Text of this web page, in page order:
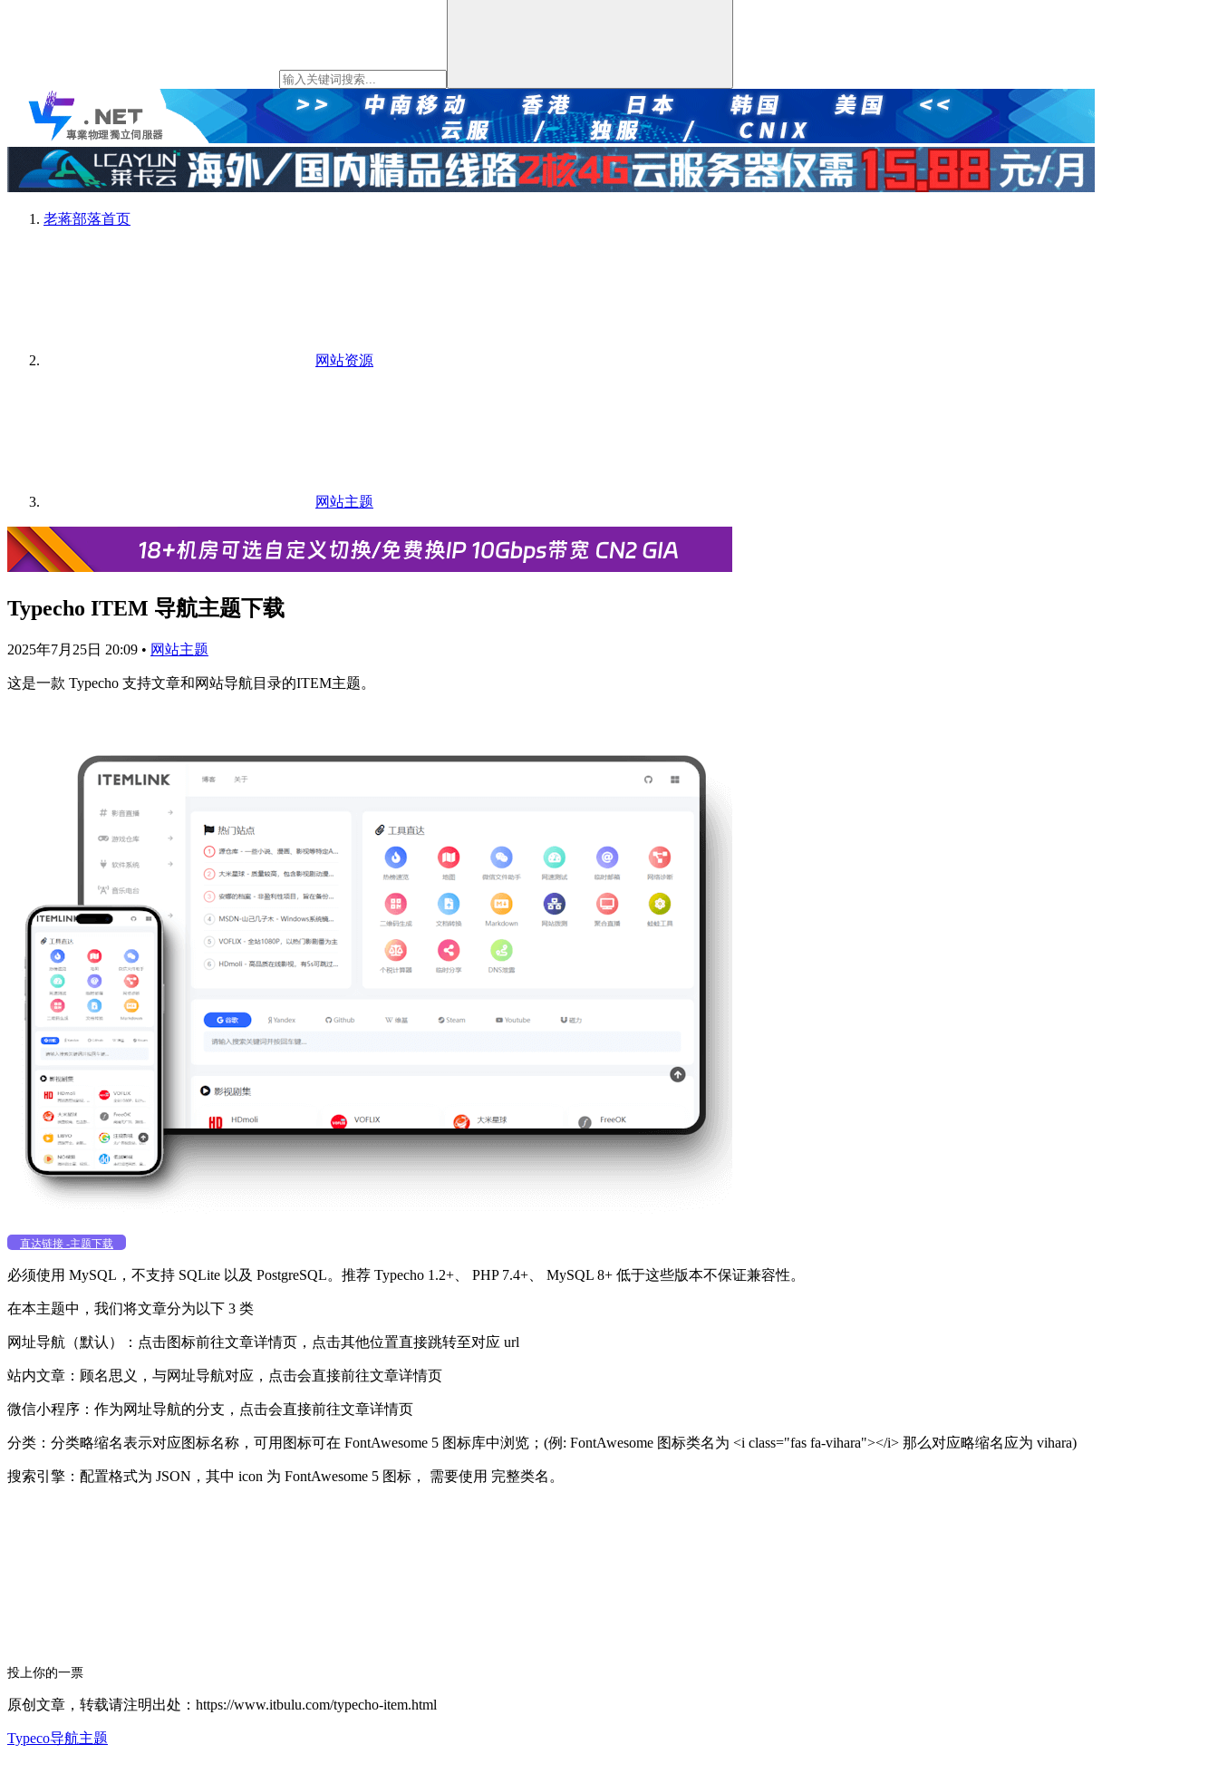
老蒋部落首页
网站资源
网站主题
Typecho ITEM 导航主题下载
2025年7月25日 20:09 • 网站主题
这是一款 Typecho 支持文章和网站导航目录的ITEM主题。
直达链接 -主题下载
必须使用 MySQL，不支持 SQLite 以及 PostgreSQL。推荐 Typecho 1.2+、 PHP 7.4+、 MySQL 8+ 低于这些版本不保证兼容性。
在本主题中，我们将文章分为以下 3 类
网址导航（默认）：点击图标前往文章详情页，点击其他位置直接跳转至对应 url
站内文章：顾名思义，与网址导航对应，点击会直接前往文章详情页
微信小程序：作为网址导航的分支，点击会直接前往文章详情页
分类：分类略缩名表示对应图标名称，可用图标可在 FontAwesome 5 图标库中浏览；(例: FontAwesome 图标类名为 <i class="fas fa-vihara"></i> 那么对应略缩名应为 vihara)
搜索引擎：配置格式为 JSON，其中 icon 为 FontAwesome 5 图标， 需要使用 完整类名。
投上你的一票
原创文章，转载请注明出处：https://www.itbulu.com/typecho-item.html
Typeco导航主题